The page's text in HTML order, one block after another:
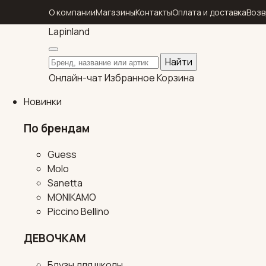
О компанииМагазиныКонтактыОплата и доставка
Lapinland
Поиск по каталогу
Найти
Онлайн-чатИзбранноеКорзина
Новинки
По брендам
Guess
Molo
Sanetta
MONIKAMO
Piccino Bellino
ДЕВОЧКАМ